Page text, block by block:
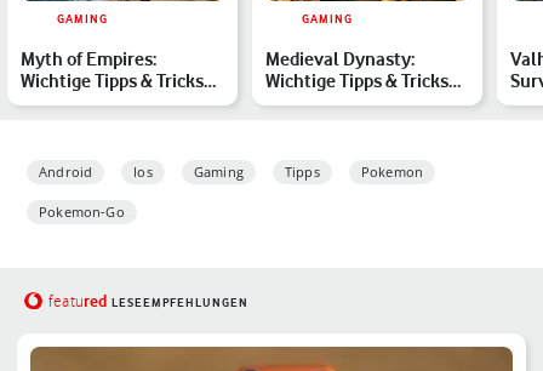
GAMING
Myth of Empires:
Wichtige Tipps & Tricks
für das Überleben im
GAMING
Medieval Dynasty:
Wichtige Tipps & Tricks
zum Release im Guide
Android Ios Gaming Tipps Pokemon
Pokemon-Go
featured LESEEMPFEHLUNGEN